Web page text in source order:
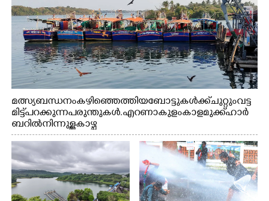
മത്സ്യബന്ധനം കഴിഞ്ഞെത്തിയ ബോട്ടുകൾക്ക് ചുറ്റും വട്ട
മിട്ട് പറക്കുന്ന പരുന്തുകൾ. എറണാകുളം കാളമുക്ക് ഹാർ
ബറിൽ നിന്നുള്ള കാഴ്ച